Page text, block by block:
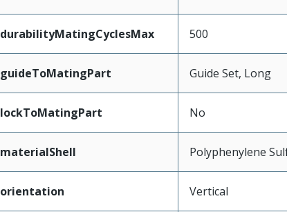
durabilityMatingCyclesMax 500
guideToMatingPart Guide Set, Long
lockToMatingPart No
materialShell Polyphenylene
orientation Vertical